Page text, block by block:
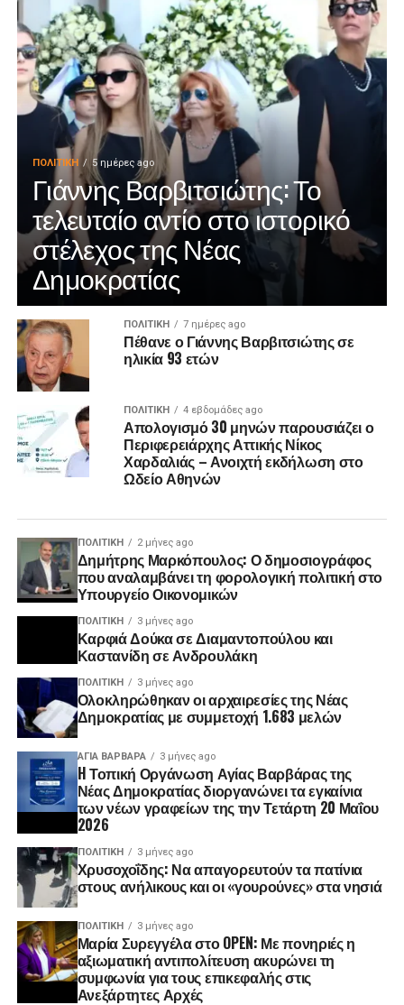
ΠΟΛΙΤΙΚΉ 5 ημέρες ago
Γιάννης Βαρβιτσιώτης: Το
τελευταίο αντίο στο ιστορικό
στέλεχος της Νέας
Δημοκρατίας
ΠΟΛΙΤΙΚΉ 7 ημέρες ago
Πέθανε ο Γιάννης Βαρβιτσιώτης σε
ηλικία 93 ετών
ΠΟΛΙΤΙΚΉ 4 εβδομάδες ago
Απολογισμό 30 μηνών παρουσιάζει ο
Περιφερειάρχης Αττικής Νίκος
Χαρδαλιάς – Ανοιχτή εκδήλωση στο
Ωδείο Αθηνών
ΠΟΛΙΤΙΚΉ 2 μήνες ago
Δημήτρης Μαρκόπουλος: Ο δημοσιογράφος
που αναλαμβάνει τη φορολογική πολιτική στο
Υπουργείο Οικονομικών
ΠΟΛΙΤΙΚΉ 3 μήνες ago
Καρφιά Δούκα σε Διαμαντοπούλου και
Καστανίδη σε Ανδρουλάκη
ΠΟΛΙΤΙΚΉ 3 μήνες ago
Ολοκληρώθηκαν οι αρχαιρεσίες της Νέας
Δημοκρατίας με συμμετοχή 1.683 μελών
ΑΓΙΑ ΒΑΡΒΑΡΑ 3 μήνες ago
H Τοπική Οργάνωση Αγίας Βαρβάρας της
Νέας Δημοκρατίας διοργανώνει τα εγκαίνια
των νέων γραφείων της την Τετάρτη 20 Μαΐου
2026
ΠΟΛΙΤΙΚΉ 3 μήνες ago
Χρυσοχοΐδης: Να απαγορευτούν τα πατίνια
στους ανήλικους και οι «γουρούνες» στα νησιά
ΠΟΛΙΤΙΚΉ 3 μήνες ago
Μαρία Συρεγγέλα στο OPEN: Με πονηριές η
αξιωματική αντιπολίτευση ακυρώνει τη
συμφωνία για τους επικεφαλής στις
Ανεξάρτητες Αρχές